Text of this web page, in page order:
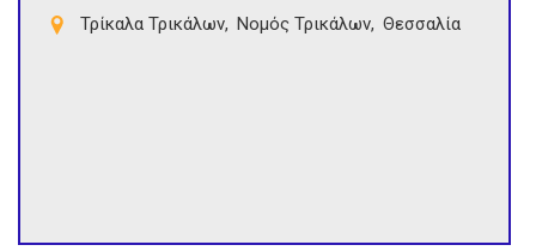
Τρίκαλα Τρικάλων Νομός Τρικάλων Θεσσαλία